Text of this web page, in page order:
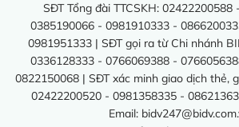
SĐT Tổng đài TTCSKH: 02422200588
0385190066 - 0981910333 -
0981951333 | SĐT gọi ra từ Chi nhánh
0336128333 - 0766069388 -
0822150068 | SĐT xác minh giao dịch thẻ,
02422200520 - 0981358335 -
Email: